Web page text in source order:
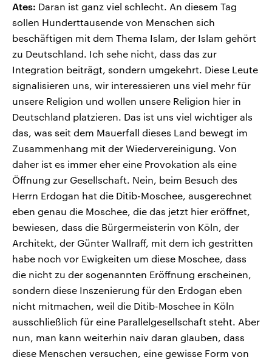
Ates: Daran ist ganz viel schlecht. An diesem Tag
sollen Hunderttausende von Menschen sich
beschäftigen mit dem Thema Islam, der Islam gehört
zu Deutschland. Ich sehe nicht, dass das zur
Integration beiträgt, sondern umgekehrt. Diese Leute
signalisieren uns, wir interessieren uns viel mehr für
unsere Religion und wollen unsere Religion hier in
Deutschland platzieren. Das ist uns viel wichtiger als
das, was seit dem Mauerfall dieses Land bewegt im
Zusammenhang mit der Wiedervereinigung. Von
daher ist es immer eher eine Provokation als eine
Öffnung zur Gesellschaft. Nein, beim Besuch des
Herrn Erdogan hat die Ditib-Moschee, ausgerechnet
eben genau die Moschee, die das jetzt hier eröffnet,
bewiesen, dass die Bürgermeisterin von Köln, der
Architekt, der Günter Wallraff, mit dem ich gestritten
habe noch vor Ewigkeiten um diese Moschee, dass
die nicht zu der sogenannten Eröffnung erscheinen,
sondern diese Inszenierung für den Erdogan eben
nicht mitmachen, weil die Ditib-Moschee in Köln
ausschließlich für eine Parallelgesellschaft steht. Aber
nun, man kann weiterhin naiv daran glauben, dass
diese Menschen versuchen, eine gewisse Form von